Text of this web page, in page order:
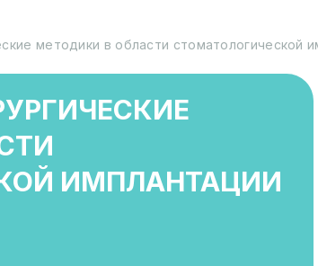
методики в области стоматологической
ИМПЛАНТАЦИИ